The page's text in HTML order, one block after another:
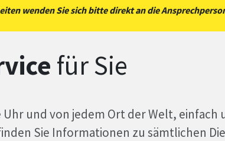
wenden Sie sich bitte direkt an die
für Sie
und von jedem Ort der Welt,
Sie Informationen zu sämtlichen